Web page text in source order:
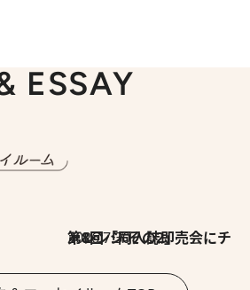
ESSAY
2026.7.30
第8回「同人誌即売会にチャレンジ その2」